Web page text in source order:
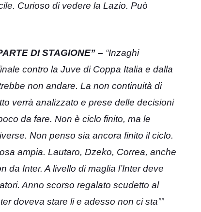
Curioso di vedere la Lazio. Può
DI STAGIONE” – “Inzaghi
contro la Juve di Coppa Italia e dalla
non andare. La non continuità di
verrà analizzato e prese delle decisioni
da fare. Non è ciclo finito, ma le
Non penso sia ancora finito il ciclo.
ampia. Lautaro, Dzeko, Correa, anche
Inter. A livello di maglia l’Inter deve
Anno scorso regalato scudetto al
doveva stare li e adesso non ci sta””